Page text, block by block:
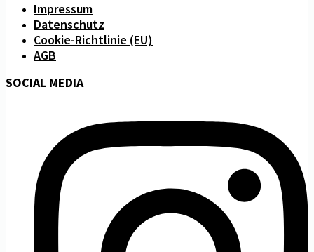
Impressum
Datenschutz
Cookie-Richtlinie (EU)
AGB
SOCIAL MEDIA